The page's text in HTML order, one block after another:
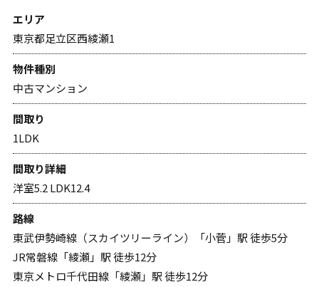
エリア
東京都⾜⽴区⻄綾瀬1
物件種別
中古マンション
間取り
1LDK
間取り詳細
洋室5.2 LDK12.4
路線
東武伊勢崎線（スカイツリーライン）「小菅」駅 徒歩5分
JR常磐線「綾瀬」駅 徒歩12分
東京メトロ千代田線「綾瀬」駅 徒歩12分